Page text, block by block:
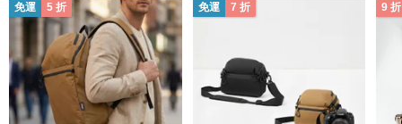
免運 5 折 免運 7 折 9 折